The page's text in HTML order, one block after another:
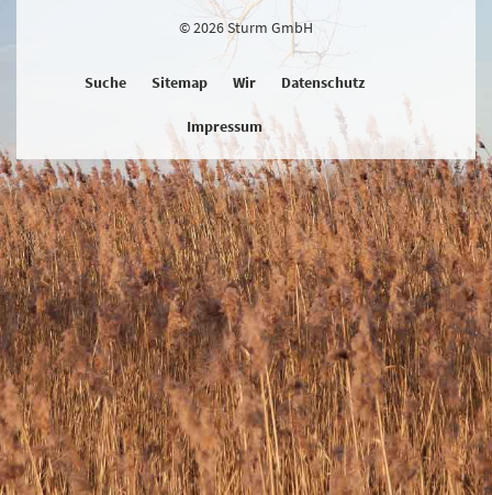
© 2026 Sturm GmbH
Suche Sitemap Wir Datenschutz
Impressum